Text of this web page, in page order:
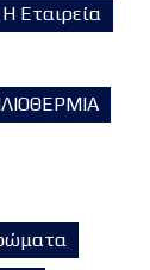
Η Εταιρεία